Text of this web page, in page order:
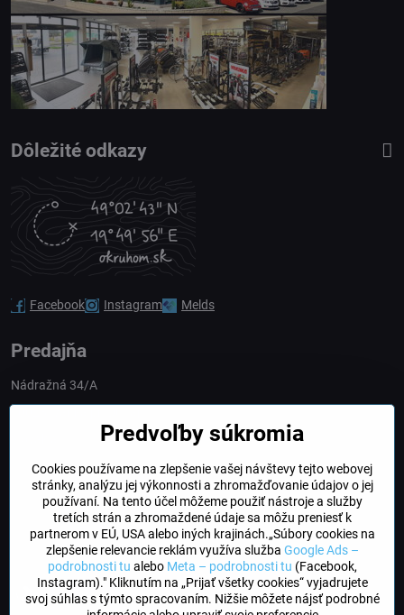
Dôležité odkazy
Facebook Instagram Melds
Predajňa
Nádražná 34/A
obchod​@northline​.sk
Otváracie hodiny
PO, UT, STR, ŠT: 9.00 - 17.00
PIA: 8.00 - 16.00
DogFriendly
Psíky sú u nás vítané
Predvoľby súkromia
Cookies používame na zlepšenie vašej návštevy tejto webovej
stránky, analýzu jej výkonnosti a zhromažďovanie údajov o jej
používaní. Na tento účel môžeme použiť nástroje a služby
tretích strán a zhromaždené údaje sa môžu preniesť k
partnerom v EÚ, USA alebo iných krajinách.„Súbory cookies na
zlepšenie relevancie reklám využíva služba Google Ads –
podrobnosti tu alebo Meta – podrobnosti tu (Facebook,
Instagram)." Kliknutím na „Prijať všetky cookies“ vyjadrujete
svoj súhlas s týmto spracovaním. Nižšie môžete nájsť podrobné